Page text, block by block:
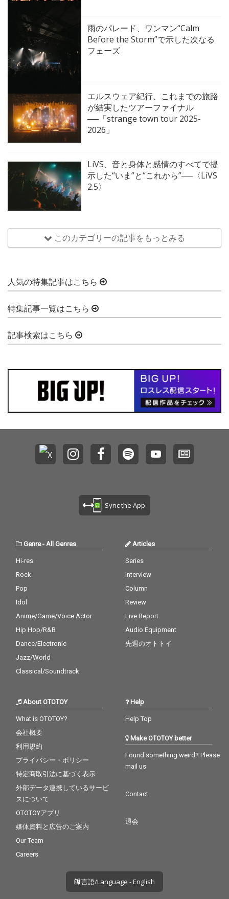
雨のパレード、ワンマン“Calm
Before the Storm”で示した次なる
フェーズ
エルスウェア紀行、これまでの旅路
が結実したツアーファイナル
──「strange town tour 2025-
2026」
LiVS、音と身体と感情のすべてで提
示した“いま”と“これから”──〈LiVS
2.5〉
このカテゴリーの記事をもっとみる
人気の特集記事はこちら
特集記事一覧はこちら
記事検索はこちら
Sync the App
Genre- All Genres
Hi-res
Rock
Pop
Idol
Anime/Game/Voice Actor
Hip Hop/R&B
Dance/Electronic
Jazz/World
Classical/Soundtrack
Articles
Series
Interview
Column
Review
Live Report
Audio Equipment
先週のオトトイ
About OTOTOY
What is OTOTOY?
会社概要
利用規約
プライバシー・ポリシー
特定商取引法に基づく表示
外部データ連携しているサービ
スについて
OTOTOYアプリ
媒体資料と広告のご案内
Our Team
Careers
Help
Help Top
Make OTOTOY better
Found something weird? Please
mail us
Contact
退会
言語/Language - English